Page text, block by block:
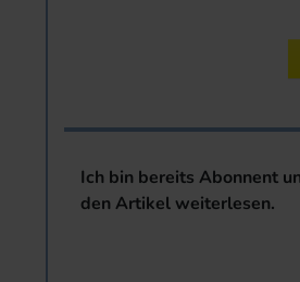
Ich bin bereits Abonnent
den Artikel weiterlesen.